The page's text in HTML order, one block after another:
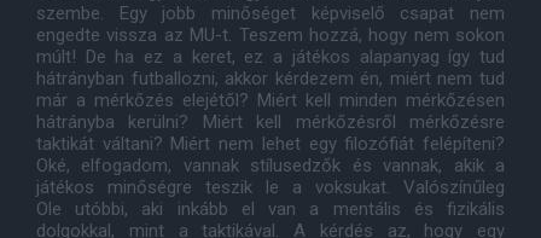
szembe. Egy jobb minőséget képviselő csapat nem
engedte vissza az MU-t. Teszem hozzá, hogy nem sokon
múlt! De ha ez a keret, ez a játékos alapanyag így tud
hátrányban futballozni, akkor kérdezem én, miért nem tud
már a mérkőzés elejétől? Miért kell minden mérkőzésen
hátrányba kerülni? Miért kell mérkőzésről mérkőzésre
taktikát váltani? Miért nem lehet egy filozófiát felépíteni?
Oké, elfogadom, vannak stílusedzők és vannak, akik a
játékos minőségre teszik le a voksukat. Valószínűleg
Ole utóbbi, aki inkább el van a mentális és fizikális
dolgokkal, mint a taktikával. A kérdés az, hogy egy